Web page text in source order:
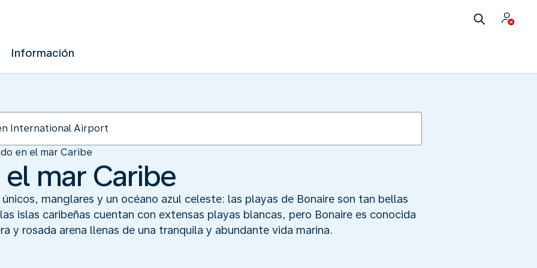
Información
en el mar Caribe
mar Caribe
manglares y un océano azul celeste: las playas de Bonaire son tan bellas
islas caribeñas cuentan con extensas playas blancas, pero Bonaire es conocida
y rosada arena llenas de una tranquila y abundante vida marina.